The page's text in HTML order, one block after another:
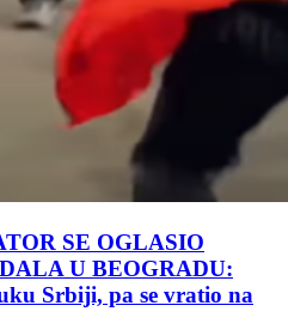
SE OGLASIO
U BEOGRADU:
Srbiji, pa se vratio na